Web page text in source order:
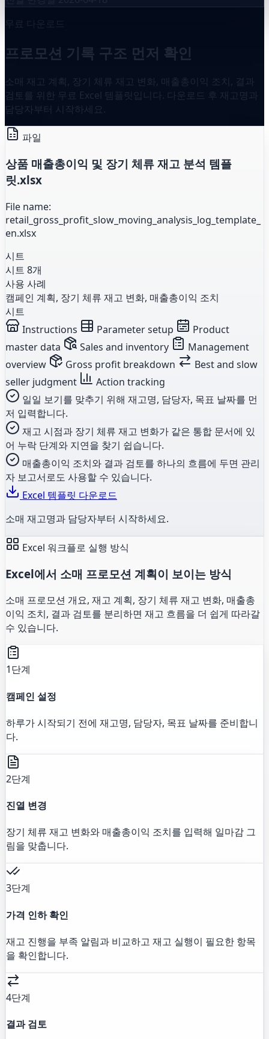
무료 다운로드
프로모션 기록 구조 먼저 확인
소매 재고 계획, 장기 체류 재고 변화, 매출총이익 조치, 결과
검토를 위한 무료 Excel 템플릿입니다. 다운로드 후 재고명과
담당자부터 시작하세요.
파일
상품 매출총이익 및 장기 체류 재고 분석 템플
릿.xlsx
File name:
retail_gross_profit_slow_moving_analysis_log_template_
en.xlsx
시트
시트 8개
사용 사례
캠페인 계획, 장기 체류 재고 변화, 매출총이익 조치
시트
Instructions
Parameter setup
Product
master data
Sales and inventory
Management
overview
Gross profit breakdown
Best and slow
seller judgment
Action tracking
일일 보기를 맞추기 위해 재고명, 담당자, 목표 날짜를 먼
저 입력합니다.
재고 시점과 장기 체류 재고 변화가 같은 통합 문서에 있
어 누락 단계와 지연을 찾기 쉽습니다.
매출총이익 조치와 결과 검토를 하나의 흐름에 두면 관리
자 보고서로도 사용할 수 있습니다.
Excel 템플릿 다운로드
소매 재고명과 담당자부터 시작하세요.
Excel 워크플로 실행 방식
Excel에서 소매 프로모션 계획이 보이는 방식
소매 프로모션 개요, 재고 계획, 장기 체류 재고 변화, 매출총
이익 조치, 결과 검토를 분리하면 재고 흐름을 더 쉽게 따라갈
수 있습니다.
1단계
캠페인 설정
하루가 시작되기 전에 재고명, 담당자, 목표 날짜를 준비합니
다.
2단계
진열 변경
장기 체류 재고 변화와 매출총이익 조치를 입력해 일마감 그
림을 맞춥니다.
3단계
가격 인하 확인
재고 진행을 부족 알림과 비교하고 재고 실행이 필요한 항목
을 확인합니다.
4단계
결과 검토